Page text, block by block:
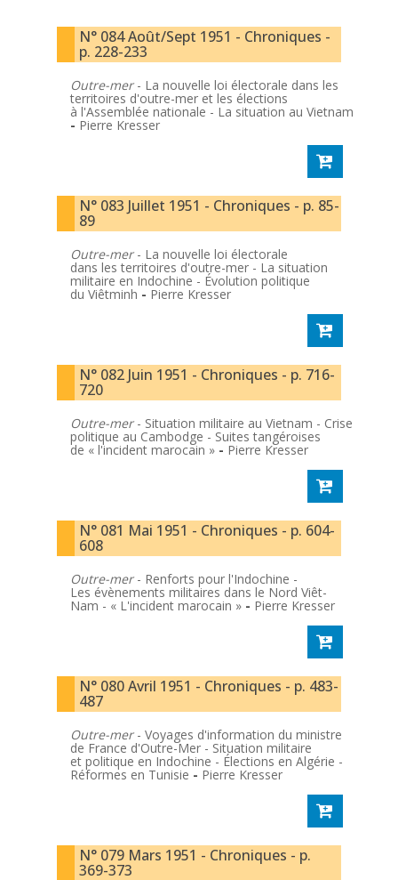
N° 084 Août/Sept 1951 - Chroniques -
p. 228-233
Outre-mer- La nouvelle loi électorale dans les
territoires d'outre-mer et les élections
à l'Assemblée nationale - La situation au Vietnam
- Pierre Kresser
N° 083 Juillet 1951 - Chroniques - p. 85-
89
Outre-mer- La nouvelle loi électorale
dans les territoires d'outre-mer - La situation
militaire en Indochine - Évolution politique
du Viêtminh - Pierre Kresser
N° 082 Juin 1951 - Chroniques - p. 716-
720
Outre-mer- Situation militaire au Vietnam - Crise
politique au Cambodge - Suites tangéroises
de « l'incident marocain » - Pierre Kresser
N° 081 Mai 1951 - Chroniques - p. 604-
608
Outre-mer- Renforts pour l'Indochine -
Les évènements militaires dans le Nord Viêt-
Nam - « L'incident marocain » - Pierre Kresser
N° 080 Avril 1951 - Chroniques - p. 483-
487
Outre-mer- Voyages d'information du ministre
de France d'Outre-Mer - Situation militaire
et politique en Indochine - Élections en Algérie -
Réformes en Tunisie - Pierre Kresser
N° 079 Mars 1951 - Chroniques - p.
369-373